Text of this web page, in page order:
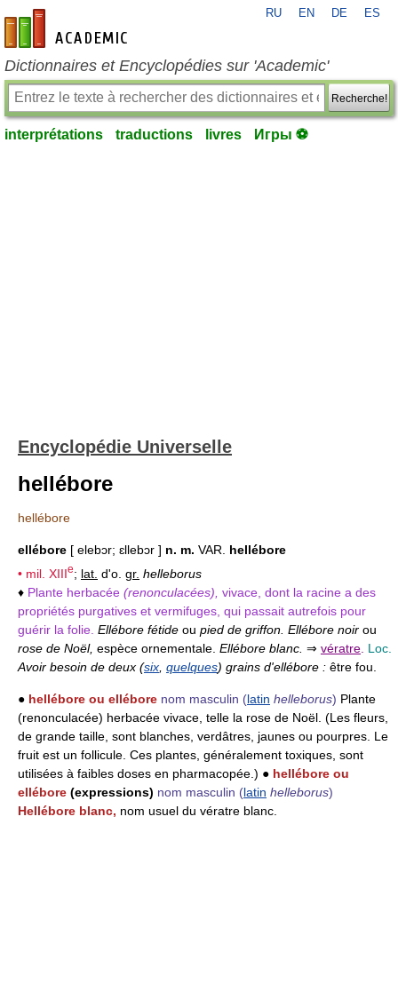
fr-academic.com
RU EN DE ES
Dictionnaires et Encyclopédies sur 'Academic'
Recherche!
interprétations traductions livres Игры ⚽
Encyclopédie Universelle
hellébore
hellébore
ellébore [ elebɔr; ɛllebɔr ] n. m. VAR. hellébore
• mil. XIIIe; lat. d'o. gr. helleborus
♦ Plante herbacée (renonculacées), vivace, dont la racine a des
propriétés purgatives et vermifuges, qui passait autrefois pour
guérir la folie. Ellébore fétide ou pied de griffon. Ellébore noir ou
rose de Noël, espèce ornementale. Ellébore blanc. ⇒ vératre Loc.
Avoir besoin de deux (six quelques) grains d'ellébore : être fou.
● hellébore ou ellébore nom masculin (latin helleborus) Plante
(renonculacée) herbacée vivace, telle la rose de Noël. (Les fleurs,
de grande taille, sont blanches, verdâtres, jaunes ou pourpres. Le
fruit est un follicule. Ces plantes, généralement toxiques, sont
utilisées à faibles doses en pharmacopée.) ● hellébore ou
ellébore (expressions) nom masculin (latin helleborus)
Hellébore blanc, nom usuel du vératre blanc.